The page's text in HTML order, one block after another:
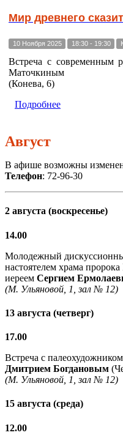
Мир древнего
10 Ноября 2025 18:30 - 19:30
Встреча с современным
Маточкиным
(Конева, 6)
Подробнее
Август
В афише возможны
Телефон: 72-96-30
2 августа (воскресенье)
14.00
Молодежный
настоятелем храма
иереем Сергием
(М. Ульяновой, 1, зал № 12)
13 августа (четверг)
17.00
Встреча с
Дмитрием Богдановым
(М. Ульяновой, 1, зал № 12)
15 августа (среда)
12.00